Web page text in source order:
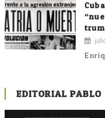
EDITORIAL PABLO